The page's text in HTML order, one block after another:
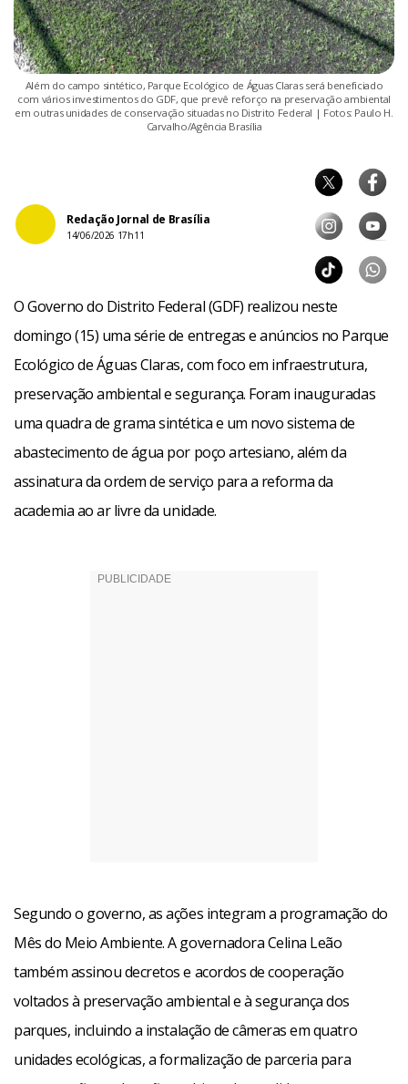
Além do campo sintético, Parque Ecológico de Águas Claras será beneficiado
com vários investimentos do GDF, que prevê reforço na preservação ambiental
em outras unidades de conservação situadas no Distrito Federal | Fotos: Paulo H.
Carvalho/Agência Brasília
Redação Jornal de Brasília
14/06/2026 17h11
O Governo do Distrito Federal (GDF) realizou neste
domingo (15) uma série de entregas e anúncios no Parque
Ecológico de Águas Claras, com foco em infraestrutura,
preservação ambiental e segurança. Foram inauguradas
uma quadra de grama sintética e um novo sistema de
abastecimento de água por poço artesiano, além da
assinatura da ordem de serviço para a reforma da
academia ao ar livre da unidade.
Segundo o governo, as ações integram a programação do
Mês do Meio Ambiente. A governadora Celina Leão
também assinou decretos e acordos de cooperação
voltados à preservação ambiental e à segurança dos
parques, incluindo a instalação de câmeras em quatro
unidades ecológicas, a formalização de parceria para